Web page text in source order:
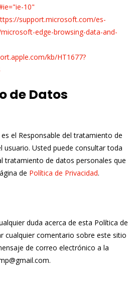
10"
support.microsoft.com/es-
edge-browsing-data-and-
kb/HT1677?
de Datos
el Responsable del tratamiento de
usuario. Usted puede consultar toda
tratamiento de datos personales que
de Política de Privacidad.
duda acerca de esta Política de
cualquier comentario sobre este sitio
de correo electrónico a la